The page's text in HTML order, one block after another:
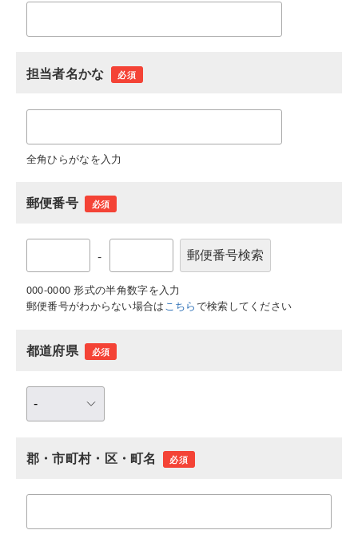
担当者名かな 必須
全角ひらがなを入力
郵便番号 必須
-
000-0000 形式の半角数字を入力
郵便番号がわからない場合はこちらで検索してください
都道府県 必須
郡・市町村・区・町名 必須